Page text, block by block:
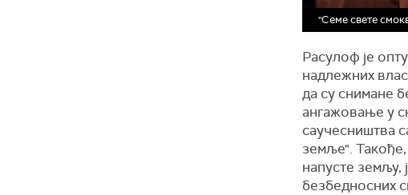
"Семе свете
Расулоф је
надлежних
да су снимане
ангажовање у
саучесништва
земље".
напусте земљу,
безбедносних